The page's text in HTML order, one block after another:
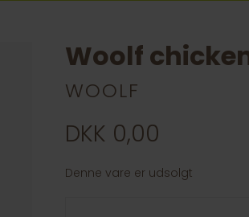
Woolf
WOOLF
DKK 0,00
Denne vare er udsolgt